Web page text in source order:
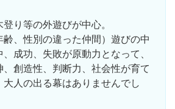
り等の外遊びが中心。
齢、性別の違った仲間）遊びの中
成功、失敗が原動力となって、
、創造性、判断力、社会性が育て
大人の出る幕はありませんでし